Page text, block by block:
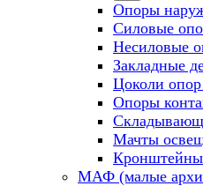
Опоры
Силовые
Несиловые
Закладные
Цоколи
Опоры
Мачты
Кронштейны
МАФ (малые